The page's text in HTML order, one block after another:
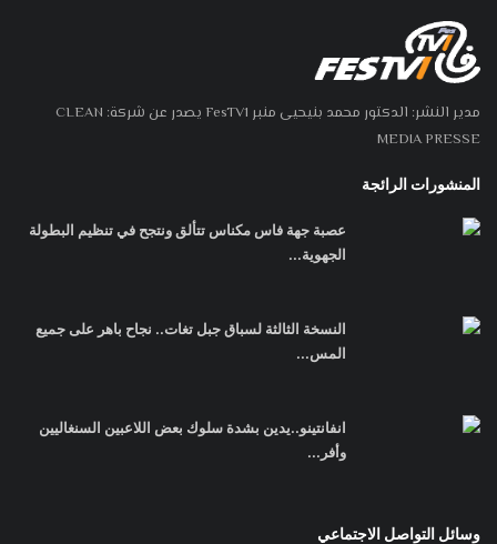
مدير النشر: الدكتور محمد بنيحيى منبر FesTV1 يصدر عن شركة: CLEAN
MEDIA PRESSE
المنشورات الرائجة
عصبة جهة فاس مكناس تتألق ونتجح في تنظيم البطولة
الجهوية...
النسخة الثالثة لسباق جبل تغات.. نجاح باهر على جميع
المس...
انفانتينو..يدين بشدة سلوك بعض اللاعبين السنغاليين
وأفر...
وسائل التواصل الاجتماعي